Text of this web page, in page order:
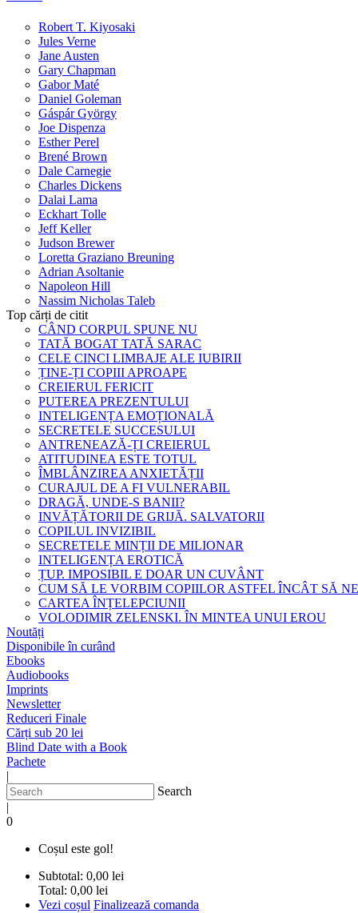
Robert T. Kiyosaki
Jules Verne
Jane Austen
Gary Chapman
Gabor Maté
Daniel Goleman
Gáspár György
Joe Dispenza
Esther Perel
Brené Brown
Dale Carnegie
Charles Dickens
Dalai Lama
Eckhart Tolle
Jeff Keller
Judson Brewer
Loretta Graziano Breuning
Adrian Asoltanie
Napoleon Hill
Nassim Nicholas Taleb
Top cărți de citit
CÂND CORPUL SPUNE NU
TATĂ BOGAT TATĂ SARAC
CELE CINCI LIMBAJE ALE IUBIRII
ȚINE-ȚI COPIII APROAPE
CREIERUL FERICIT
PUTEREA PREZENTULUI
INTELIGENȚA EMOȚIONALĂ
SECRETELE SUCCESULUI
ANTRENEAZĂ-ȚI CREIERUL
ATITUDINEA ESTE TOTUL
ÎMBLÂNZIREA ANXIETĂȚII
CURAJUL DE A FI VULNERABIL
DRAGĂ, UNDE-S BANII?
INVĂȚĂTORII DE GRIJĂ. SALVATORII
COPILUL INVIZIBIL
SECRETELE MINȚII DE MILIONAR
INTELIGENȚA EROTICĂ
ȚUP. IMPOSIBIL E DOAR UN CUVÂNT
CUM SĂ LE VORBIM COPIILOR ASTFEL ÎNCÂT SĂ
CARTEA ÎNȚELEPCIUNII
VOLODIMIR ZELENSKI. ÎN MINTEA UNUI EROU
Noutăți
Disponibile în curând
Ebooks
Audiobooks
Imprints
Newsletter
Reduceri Finale
Cărți sub 20 lei
Blind Date with a Book
Pachete
|
Search
|
0
Coșul este gol!
Subtotal: 0,00 lei
Total: 0,00 lei
Vezi coșul Finalizează comanda